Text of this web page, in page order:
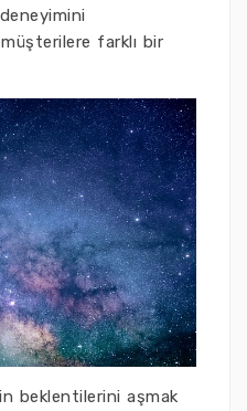
farklı bir
beklentilerini aşmak